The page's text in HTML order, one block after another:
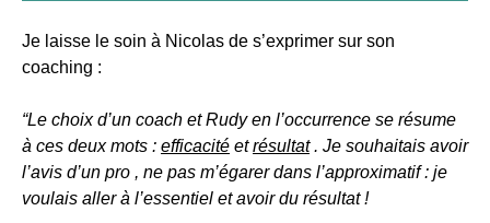
Je laisse le soin à Nicolas de s’exprimer sur son
coaching :
“Le choix d’un coach et Rudy en l’occurrence se résume
à ces deux mots : efficacité etrésultat. Je souhaitais avoir
l’avis d’un pro , ne pas m’égarer dans l’approximatif : je
voulais aller à l’essentiel et avoir du résultat !